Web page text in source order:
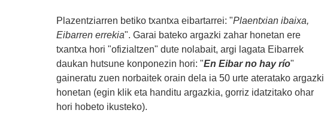
Plazentziarren betiko txantxa eibartarrei: "Plaentxian ibaixa,
Eibarren errekia". Garai bateko argazki zahar honetan ere
txantxa hori "ofizialtzen" dute nolabait, argi lagata Eibarrek
daukan hutsune konponezin hori: "En Eibar no hay río"
gaineratu zuen norbaitek orain dela ia 50 urte ateratako argazki
honetan (egin klik eta handitu argazkia, gorriz idatzitako ohar
hori hobeto ikusteko).